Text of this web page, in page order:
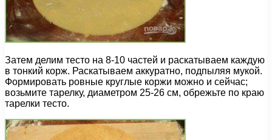
Затем делим тесто на 8-10 частей и раскатываем каждую
в тонкий корж. Раскатываем аккуратно, подпыляя мукой.
Формировать ровные круглые коржи можно и сейчас;
возьмите тарелку, диаметром 25-26 см, обрежьте по краю
тарелки тесто.